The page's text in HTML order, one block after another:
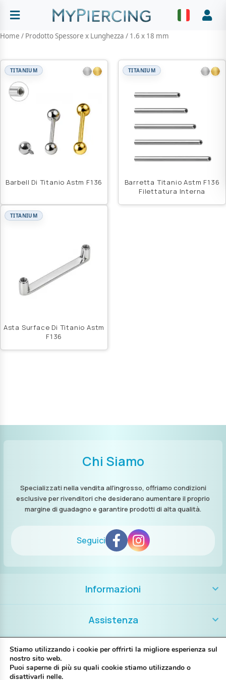
Abrir menu
Home / Prodotto Spessore x Lunghezza / 1.6 x 18 mm
TITANIUM
Barbell Di Titanio Astm F136
TITANIUM
Barretta Titanio Astm F136
Filettatura Interna
TITANIUM
Asta Surface Di Titanio Astm
F136
Chi Siamo
Specializzati nella vendita all’ingrosso, offriamo condizioni
esclusive per rivenditori che desiderano aumentare il proprio
margine di guadagno e garantire prodotti di alta qualità.
Seguici
Informazioni
Assistenza
Contatti
+39 389 8986018
Stiamo utilizzando i cookie per offrirti la migliore esperienza sul
nostro sito web.
Puoi saperne di più su quali cookie stiamo utilizzando o
disattivarli nelle.